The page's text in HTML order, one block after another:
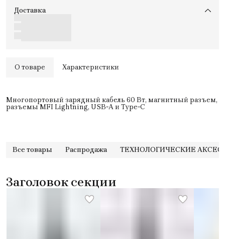
Доставка
О товаре Характеристики
Многопортовый зарядный кабель 60 Вт, магнитный разъем,
разъемы MFI Lightning, USB-A и Type-C
Все товары Распродажа ТЕХНОЛОГИЧЕСКИЕ
Заголовок секции